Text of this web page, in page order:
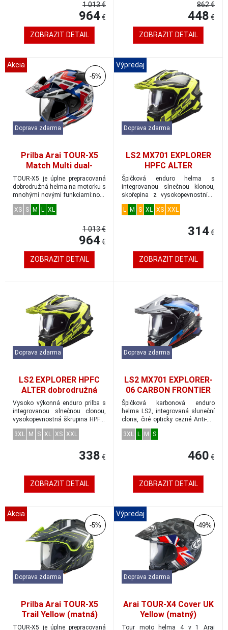
1 013 €
964€
ZOBRAZIT DETAIL
862 €
448 €
ZOBRAZIT DETAIL
Akcia
-5%
Doprava zdarma
Prilba Arai TOUR-X5
Match Multi dual-
adventure veľkosť M
TOUR-X5 je úplne prepracovaná
dobrodružná helma na motorku s
mnohými novými funkciami:nové
plexisklo...
XS S M L XL
1 013 €
964€
ZOBRAZIT DETAIL
Výpredaj
Doprava zdarma
LS2 MX701 EXPLORER
HPFC ALTER
dobrodružná prilba
matná-H-V-žltá
Špičková enduro helma s
integrovanou slnečnou klonou,
skořepina z vysokopevnostního
HPFC-High Perfor...
L
M S XL XS XXL
314€
ZOBRAZIT DETAIL
Doprava zdarma
LS2 EXPLORER HPFC
ALTER dobrodružná
prilba matná Hi-Vis-žltá
Vysoko výkonná enduro prilba s
integrovanou slnečnou clonou,
vysokopevnostná škrupina HPFC-
High Perf...
3XL
M S XL XS XXL
338 €
ZOBRAZIT DETAIL
Doprava zdarma
LS2 MX701 EXPLORER-
06 CARBON FRONTIER
dobrodružná prilba
čierna/modrá veľkosť M
Špičková karbonová enduro
helma LS2, integrovaná sluneční
clona, čiré opticky cezné Anti-UV
plexiskl...
3XL
L M S
460 €
ZOBRAZIT DETAIL
Akcia
-5%
Doprava zdarma
Prilba Arai TOUR-X5
Trail Yellow (matná)
dual-adventure veľkosť
TOUR-X5 je úplne prepracovaná
Výpredaj
-49%
Doprava zdarma
Arai TOUR-X4 Cover UK
Yellow (matný)
dobrodružná prilba
Tour moto helma 4 v 1 Arai